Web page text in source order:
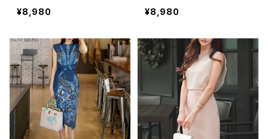
レスワンピース ドレス タイ
トワンピース レース袖 ひざ
ース タイトドレス 総レース
ワンピドレス ミモレ丈ワンピ
ース OL レース エレガント
フォーマル 大きいサイズ き
れいめ タイト ドレスワンピ
ース お呼ばれ 韓国 ファッ
ション オフィスカジュアル
韓国風 キャバドレス ナイト
¥8,980
黒 ドレスワンピース ドレス
タイトワンピース オープン
トドレス レース タイトドレス
総レース ワンピドレス ミモ
レ丈ワンピース OL レース
エレガント フォーマル 大き
いサイズ きれいめ タイト ド
レスワンピース お呼ばれ 韓
国 ファッション オフィスカ
ジュアル 韓国風 キャバドレ
¥8,980